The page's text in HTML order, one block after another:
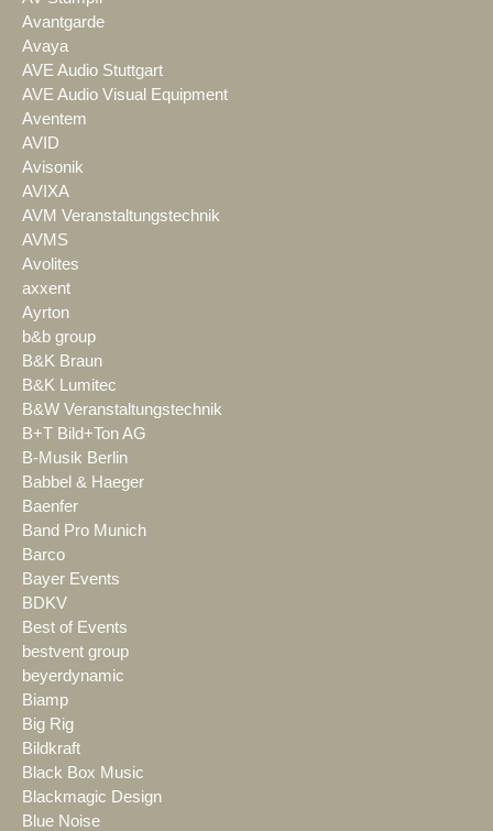
Avantgarde
Avaya
AVE Audio Stuttgart
AVE Audio Visual Equipment
Aventem
AVID
Avisonik
AVIXA
AVM Veranstaltungstechnik
AVMS
Avolites
axxent
Ayrton
b&b group
B&K Braun
B&K Lumitec
B&W Veranstaltungstechnik
B+T Bild+Ton AG
B-Musik Berlin
Babbel & Haeger
Baenfer
Band Pro Munich
Barco
Bayer Events
BDKV
Best of Events
bestvent group
beyerdynamic
Biamp
Big Rig
Bildkraft
Black Box Music
Blackmagic Design
Blue Noise